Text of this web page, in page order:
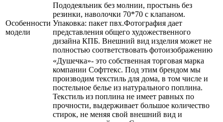
Особенности
модели
Пододеяльник без молнии, простынь без
резинки, наволочки 70*70 с клапаном.
Упаковка: пакет пвх.Фотография дает
представления общего художественного
дизайна КПБ. Внешний вид изделия может не
полностью соответствовать фотоизображению
«Душечка»- это собственная торговая марка
компании Софттекс. Под этим брендом мы
производим текстиль для дома, в том числе и
постельное белье из натурального поплина.
Текстиль из поплина не имеет равных по
прочности, выдерживает большое количество
стирок, не меняя свой внешний вид и